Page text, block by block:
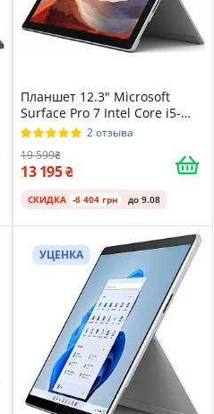
Планшет 12.3" Microsoft
Surface Pro 7 Intel Core i5-
1035G4 8/128GB Windows 11
2 отзыва
19 599
13 195
СКИДКА -6 404 грн до 9.08
УЦЕНКА